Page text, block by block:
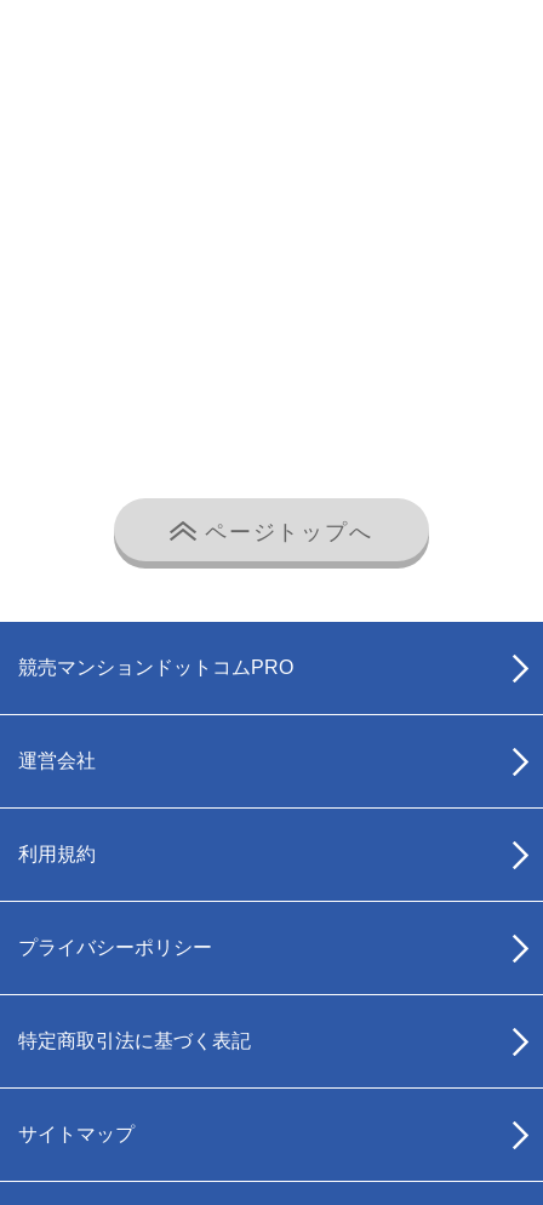
ページトップへ
競売マンションドットコムPRO
運営会社
利用規約
プライバシーポリシー
特定商取引法に基づく表記
サイトマップ